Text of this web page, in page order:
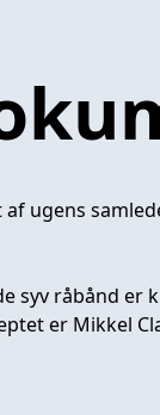
ugens
syv råbånd
er Mikkel